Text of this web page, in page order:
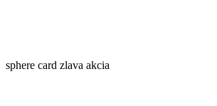
sphere card zlava akcia